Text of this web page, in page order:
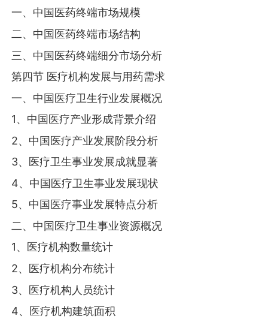
一、中国医药终端市场规模
二、中国医药终端市场结构
三、中国医药终端细分市场分析
第四节 医疗机构发展与用药需求
一、中国医疗卫生行业发展概况
1、中国医疗产业形成背景介绍
2、中国医疗产业发展阶段分析
3、医疗卫生事业发展成就显著
4、中国医疗卫生事业发展现状
5、中国医疗事业发展特点分析
二、中国医疗卫生事业资源概况
1、医疗机构数量统计
2、医疗机构分布统计
3、医疗机构人员统计
4、医疗机构建筑面积